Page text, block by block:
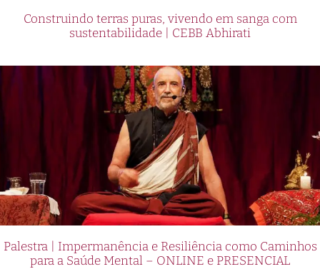
Construindo terras puras, vivendo em sanga com
sustentabilidade | CEBB Abhirati
Palestra | Impermanência e Resiliência como Caminhos
para a Saúde Mental – ONLINE e PRESENCIAL